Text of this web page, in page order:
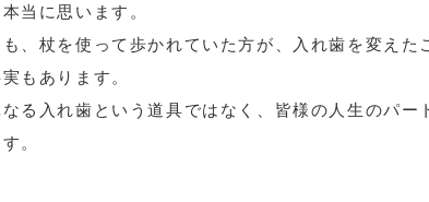
当に思います。
、杖を使って歩かれていた方が、入れ歯を変えた
もあります。
る入れ歯という道具ではなく、皆様の人生のパー
。